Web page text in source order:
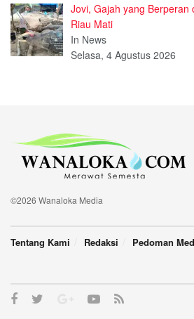
Jovi, Gajah yang Berperan
Riau Mati
In News
Selasa, 4 Agustus 2026
©2026 Wanaloka Media
Tentang Kami Redaksi Pedoman